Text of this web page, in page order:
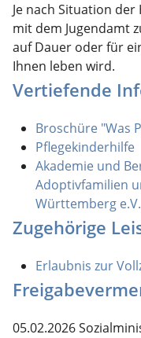
Je nach Situation
mit dem Jugendamt
auf Dauer oder für
Ihnen leben wird.
Vertiefende
Broschüre "Was
Pflegekinderhilfe
Akademie und
Adoptivfamilien
Württemberg e.V.
Zugehörige
Erlaubnis zur
05.02.2026